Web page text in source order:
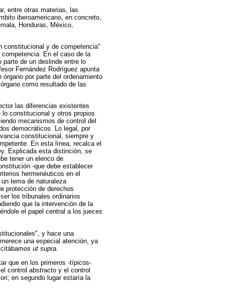
entre otras materias, las
iberoamericano, en concreto,
Honduras, México,
constitucional y de competencia"
En el caso de la
de un deslinde entre lo
Fernández Rodríguez apunta
por parte del ordenamiento
como resultado de las
las diferencias existentes
constitucional y otros propios
mecanismos de control del
democráticos. Lo legal, por
constitucional, siempre y
En esta línea, recalca el
Explicada esta distinción, se
tener un elenco de
-que debe establecer
hermenéuticos en el
tema de naturaleza
protección de derechos
los tribunales ordinarios
que la intervención de la
el papel central a los jueces
y hace una
una especial atención, ya
ut supra.
que en los primeros -típicos-
control abstracto y el control
en segundo lugar estaría la